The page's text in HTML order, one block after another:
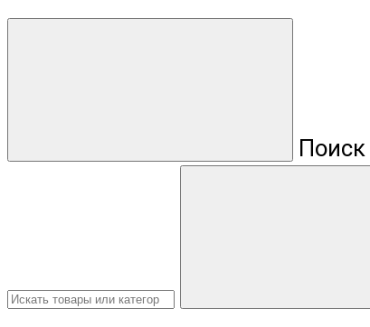
Поиск